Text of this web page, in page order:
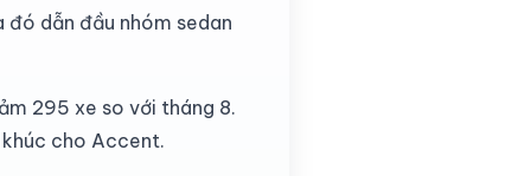
dẫn đầu nhóm sedan
295 xe so với tháng 8.
cho Accent.